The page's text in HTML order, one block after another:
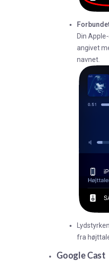
Din
angivet
navnet.
fra
Google Cast